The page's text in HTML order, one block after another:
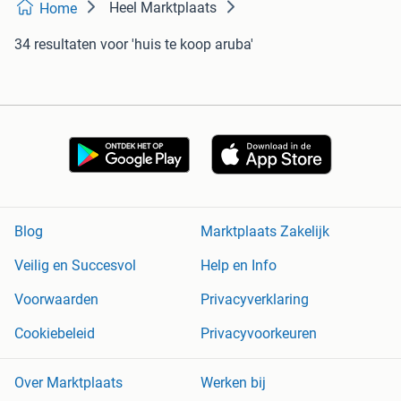
Home Heel Marktplaats
34 resultaten voor 'huis te koop aruba'
Blog
Marktplaats Zakelijk
Veilig en Succesvol
Help en Info
Voorwaarden
Privacyverklaring
Cookiebeleid
Privacyvoorkeuren
Over Marktplaats Werken bij